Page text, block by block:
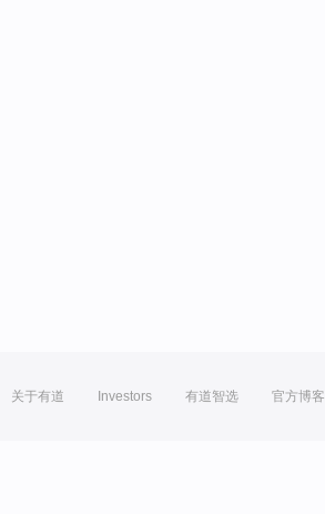
关于有道 Investors 有道智选 官方博客